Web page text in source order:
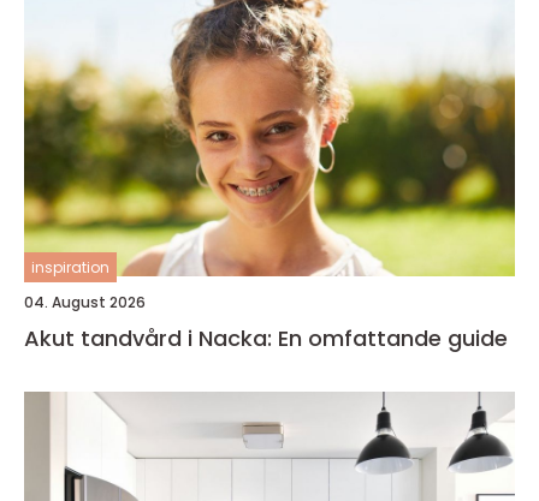
inspiration
04. August 2026
Akut tandvård i Nacka: En omfattande guide